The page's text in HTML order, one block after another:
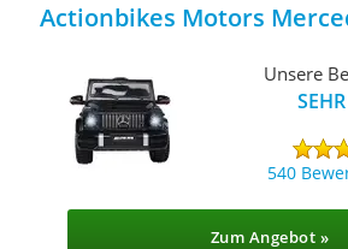
Actionbikes Motors
Unsere
540
Zum Angebot »